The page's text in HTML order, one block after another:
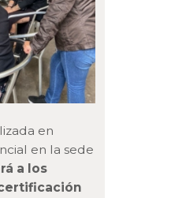
en
en la sede
a los